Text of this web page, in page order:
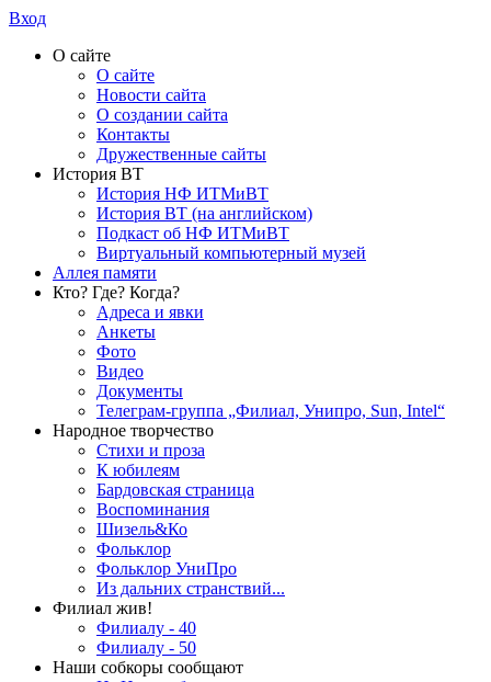
Вход
О сайте
О сайте
Новости сайта
О создании сайта
Контакты
Дружественные сайты
История ВТ
История НФ ИТМиВТ
История ВТ (на английском)
Подкаст об НФ ИТМиВТ
Виртуальный компьютерный музей
Аллея памяти
Кто? Где? Когда?
Адреса и явки
Анкеты
Фото
Видео
Документы
Телеграм-группа „Филиал, Унипро, Sun, Intel“
Народное творчество
Стихи и проза
К юбилеям
Бардовская страница
Воспоминания
Шизель&Ко
Фольклор
Фольклор УниПро
Из дальних странствий...
Филиал жив!
Филиалу - 40
Филиалу - 50
Наши собкоры сообщают